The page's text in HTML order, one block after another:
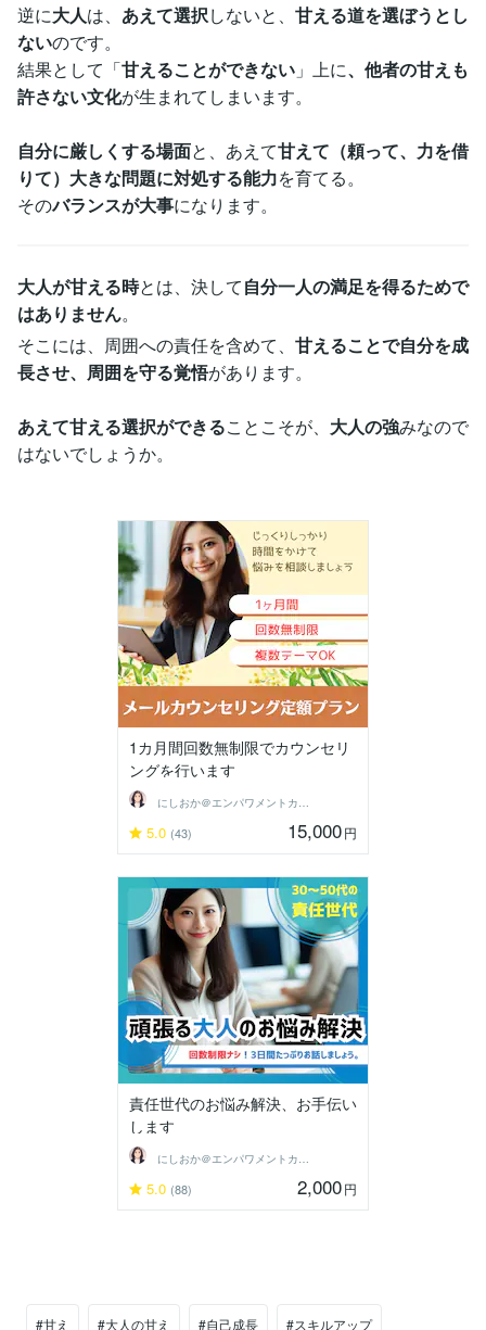
逆に大人は、 あえて選択しないと、 甘える道を選ぼうとし
ないのです。
結果として「甘えることができない 」上に、他者の甘えも
許さない文化が生まれてしまいます。
自分に厳しくする場面と、あえて甘えて（頼って、力を借
りて）大きな問題に対処する能力を育てる。
そのバランスが大事になります。
大人が甘える時とは、決して自分一人の満足を得るためで
はありません。
そこには、周囲への責任を含めて、 甘えることで自分を成
長させ、周囲を守る覚悟があります。
あえて甘える選択ができることこそが、 大人の強みなので
はないでしょうか。
1カ月間回数無制限でカウンセリ
ングを行います
にしおか＠エンパワメントカウンセラー
5.0 (43) 15,000円
責任世代のお悩み解決、お手伝い
します
にしおか＠エンパワメントカウンセラー
5.0 (88) 2,000円
#甘え #大人の甘え #自己成長 #スキルアップ